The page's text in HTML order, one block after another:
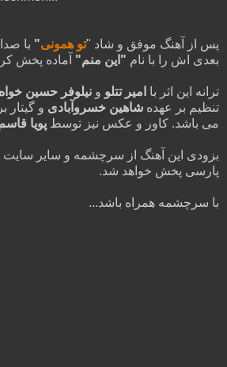
پس از آهنگ موفق و شاد "تو همونی" با
بعدی اش را با نام "این منم" آماده پخش
ترانه این اثر با امیر تتلو و نیلوفر حسین خواه
تنظیم بر عهده شاهین خسروآبادی و گیتار
می باشد. کاور و عکس نیز توسط پویا
بزودی این آهنگ از سرچشمه و سایر
پارسی پخش خواهد شد.
با سرچشمه همراه باشد...